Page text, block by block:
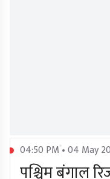
04:50 PM • 04 May
पश्चिम बंगाल